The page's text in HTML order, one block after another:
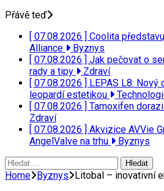
Přávě teď
[ 07.08.2026 ] Coolita
Alliance
Byznys
[ 07.08.2026 ] Jak pečovat o
rady a tipy
Zdraví
[ 07.08.2026 ] LEPAS L8:
leopardí estetikou
[ 07.08.2026 ] Tamoxifen
Zdraví
[ 07.08.2026 ] Akvizice AVVie
AngelValve na trhu
Byznys
Vyhledávání
Home Byznys Litobal – inovativní